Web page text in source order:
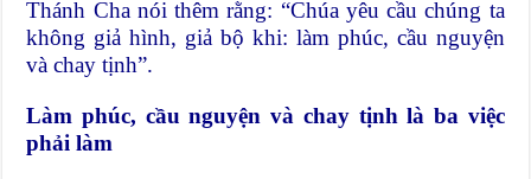
Thánh Cha nói thêm rằng: “Chúa yêu cầu chúng ta
không giả hình, giả bộ khi: làm phúc, cầu nguyện
và chay tịnh”.
Làm phúc, cầu nguyện và chay tịnh là ba việc
phải làm